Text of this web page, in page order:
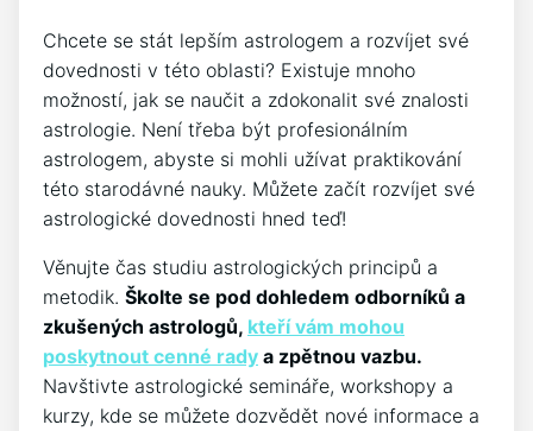
Chcete se stát lepším astrologem a rozvíjet své
dovednosti v této oblasti? Existuje mnoho
možností, jak se naučit a zdokonalit své znalosti
astrologie. Není třeba být profesionálním
astrologem, abyste si mohli užívat praktikování
této starodávné nauky. Můžete začít rozvíjet své
astrologické dovednosti hned teď!
Věnujte čas studiu astrologických principů a
metodik. Školte se pod dohledem odborníků a
zkušených astrologů, kteří vám mohou
poskytnout cenné rady a zpětnou vazbu.
Navštivte astrologické semináře, workshopy a
kurzy, kde se můžete dozvědět nové informace a